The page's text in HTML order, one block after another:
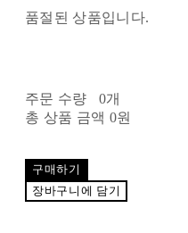
품절된 상품입니다.
주문 수량
0개
총 상품 금액 0원
구매하기
장바구니에 담기